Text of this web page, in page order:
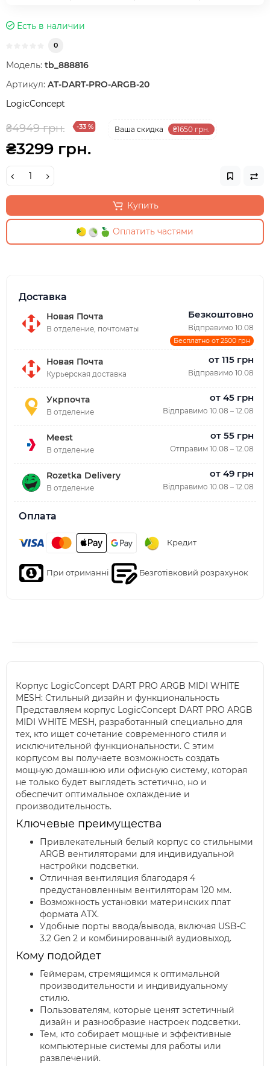
Есть в наличии
0
Модель: tb_888816
Артикул: AT-DART-PRO-ARGB-20
LogicConcept
₴4949 грн. -33 % Ваша cкидка ₴1650 грн.
₴3299 грн.
Купить
Оплатить частями
Доставка
Новая Почта
В отделение, почтоматы
Безкоштовно
Відправимо 10.08
Бесплатно от 2500 грн
Новая Почта
Курьерская доставка
от 115 грн
Відправимо 10.08
Укрпочта
В отделение
от 45 грн
Відправимо 10.08 – 12.08
Meest
В отделение
от 55 грн
Отправим 10.08 – 12.08
Rozetka Delivery
В отделение
от 49 грн
Відправимо 10.08 – 12.08
Оплата
Кредит
При отриманні Безготівковий розрахунок
Корпус LogicConcept DART PRO ARGB MIDI WHITE
MESH: Стильный дизайн и функциональность
Представляем корпус LogicConcept DART PRO ARGB
MIDI WHITE MESH, разработанный специально для
тех, кто ищет сочетание современного стиля и
исключительной функциональности. С этим
корпусом вы получаете возможность создать
мощную домашнюю или офисную систему, которая
не только будет выглядеть эстетично, но и
обеспечит оптимальное охлаждение и
производительность.
Ключевые преимущества
Привлекательный белый корпус со стильными
ARGB вентиляторами для индивидуальной
настройки подсветки.
Отличная вентиляция благодаря 4
предустановленным вентиляторам 120 мм.
Возможность установки материнских плат
формата ATX.
Удобные порты ввода/вывода, включая USB-C
3.2 Gen 2 и комбинированный аудиовыход.
Кому подойдет
Геймерам, стремящимся к оптимальной
производительности и индивидуальному
стилю.
Пользователям, которые ценят эстетичный
дизайн и разнообразие настроек подсветки.
Тем, кто собирает мощные и эффективные
компьютерные системы для работы или
развлечений.